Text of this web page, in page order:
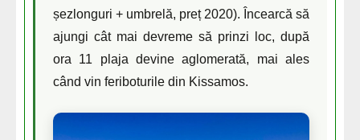
șezlonguri + umbrelă, preț 2020). Încearcă să
ajungi cât mai devreme să prinzi loc, după
ora 11 plaja devine aglomerată, mai ales
când vin feriboturile din Kissamos.